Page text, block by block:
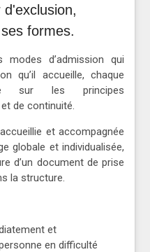
formes.
d’admission qui
qu’il accueille, chaque
sur les principes
de continuité.
et accompagnée
globale et individualisée,
d’un document de prise
la structure.
et
en difficulté